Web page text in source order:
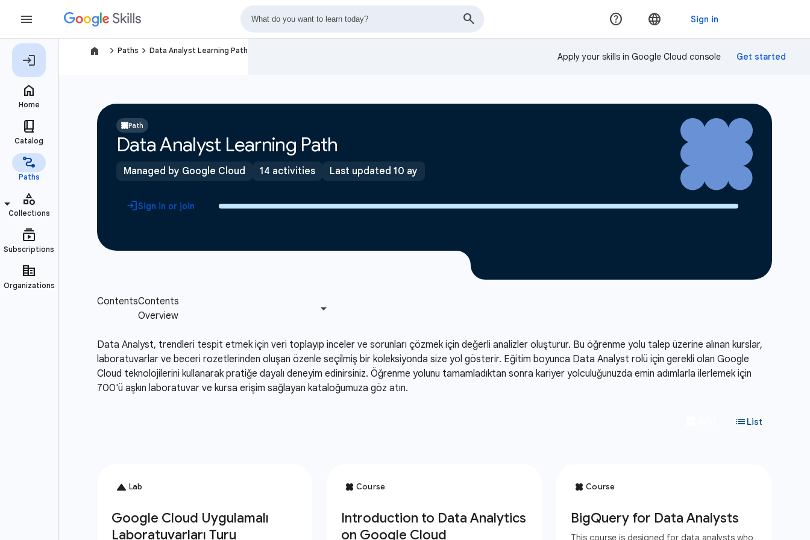
navigate_next Paths navigate_next Data Analyst Learning Path
Apply your skills in Google Cloud console
Path
Data Analyst Learning Path
Managed by Google Cloud 14 activities Last updated 10 ay
Sign in or join
Data Analyst, trendleri tespit etmek için veri toplayıp inceler ve sorunları çözmek için değerli analizler oluşturur. Bu öğrenme yolu talep üzerine alınan kurslar,
laboratuvarlar ve beceri rozetlerinden oluşan özenle seçilmiş bir koleksiyonda size yol gösterir. Eğitim boyunca Data Analyst rolü için gerekli olan Google
Cloud teknolojilerini kullanarak pratiğe dayalı deneyim edinirsiniz. Öğrenme yolunu tamamladıktan sonra kariyer yolculuğunuzda emin adımlarla ilerlemek için
700'ü aşkın laboratuvar ve kursa erişim sağlayan kataloğumuza göz atın.